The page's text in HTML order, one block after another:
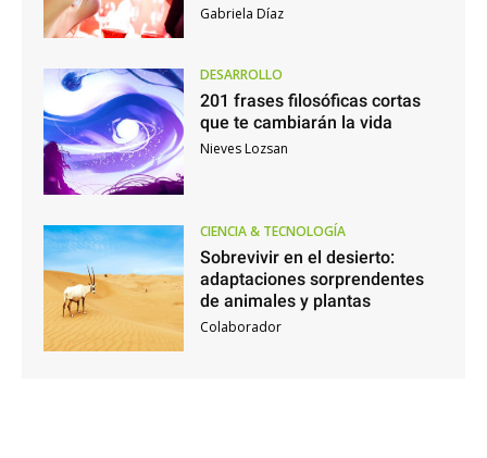
Gabriela Díaz
DESARROLLO
201 frases filosóficas cortas
que te cambiarán la vida
Nieves Lozsan
CIENCIA & TECNOLOGÍA
Sobrevivir en el desierto:
adaptaciones sorprendentes
de animales y plantas
Colaborador